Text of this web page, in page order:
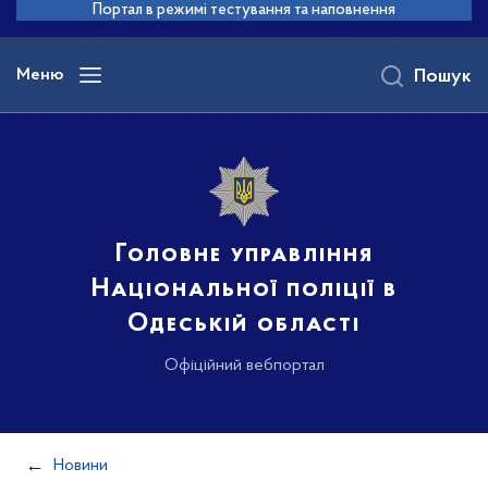
основного
вмісту
Портал в режимі тестування та наповнення
Меню
Головне управління
Національної поліції в
Одеській області
Офіційний вебпортал
Пошук
Новини